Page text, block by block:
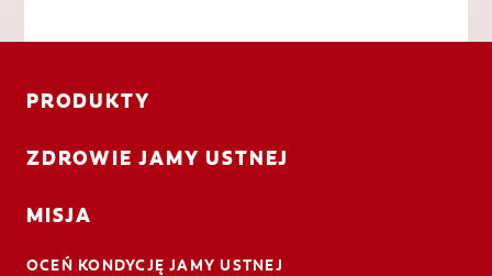
PRODUKTY
ZDROWIE JAMY USTNEJ
MISJA
OCEŃ KONDYCJĘ JAMY USTNEJ